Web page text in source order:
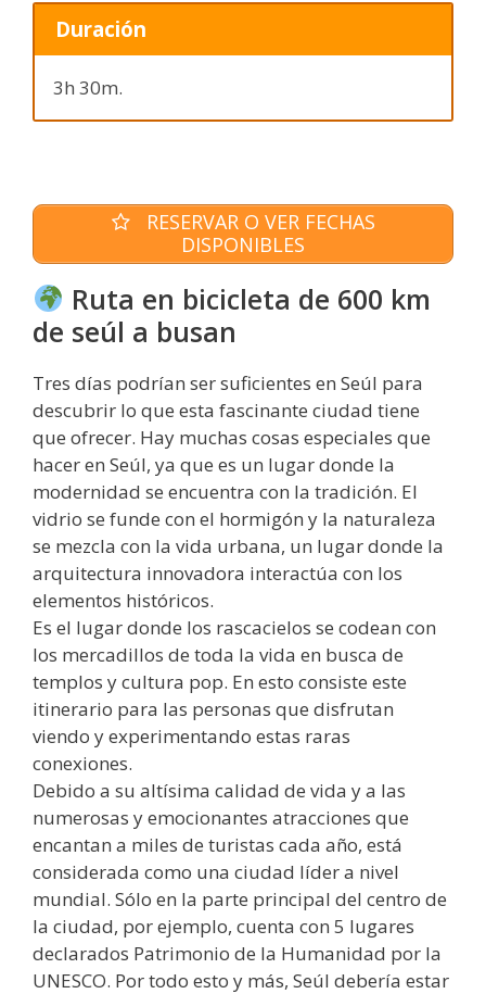
Duración
3h 30m.
RESERVAR O VER FECHAS
DISPONIBLES
Ruta en bicicleta de 600 km
de seúl a busan
Tres días podrían ser suficientes en Seúl para
descubrir lo que esta fascinante ciudad tiene
que ofrecer. Hay muchas cosas especiales que
hacer en Seúl, ya que es un lugar donde la
modernidad se encuentra con la tradición. El
vidrio se funde con el hormigón y la naturaleza
se mezcla con la vida urbana, un lugar donde la
arquitectura innovadora interactúa con los
elementos históricos.
Es el lugar donde los rascacielos se codean con
los mercadillos de toda la vida en busca de
templos y cultura pop. En esto consiste este
itinerario para las personas que disfrutan
viendo y experimentando estas raras
conexiones.
Debido a su altísima calidad de vida y a las
numerosas y emocionantes atracciones que
encantan a miles de turistas cada año, está
considerada como una ciudad líder a nivel
mundial. Sólo en la parte principal del centro de
la ciudad, por ejemplo, cuenta con 5 lugares
declarados Patrimonio de la Humanidad por la
UNESCO. Por todo esto y más, Seúl debería estar